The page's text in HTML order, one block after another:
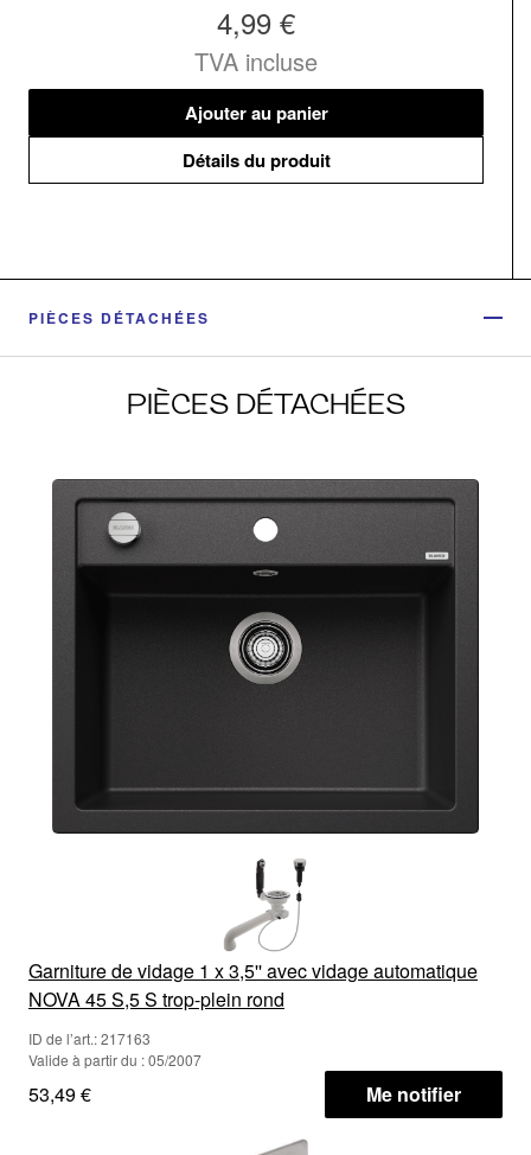
4,99 €
TVA incluse
Ajouter au panier
Détails du produit
PIÈCES DÉTACHÉES
PIÈCES DÉTACHÉES
Garniture de vidage 1 x 3,5'' avec vidage automatique
NOVA 45 S,5 S trop-plein rond
ID de l’art.: 217163
Valide à partir du : 05/2007
53,49 € Me notifier